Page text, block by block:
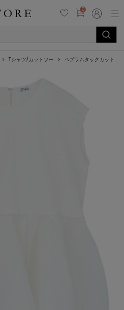
0
Tシャツ/カットソー ペプラムタックカットソー